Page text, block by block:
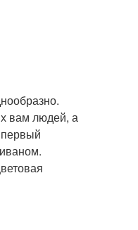
вам людей, а